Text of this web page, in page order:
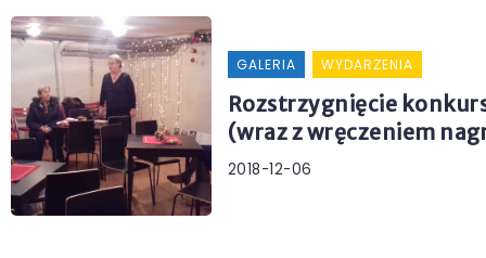
GALERIA WYDARZENIA
Rozstrzygnięcie
(wraz z wręczeniem
2018-12-06